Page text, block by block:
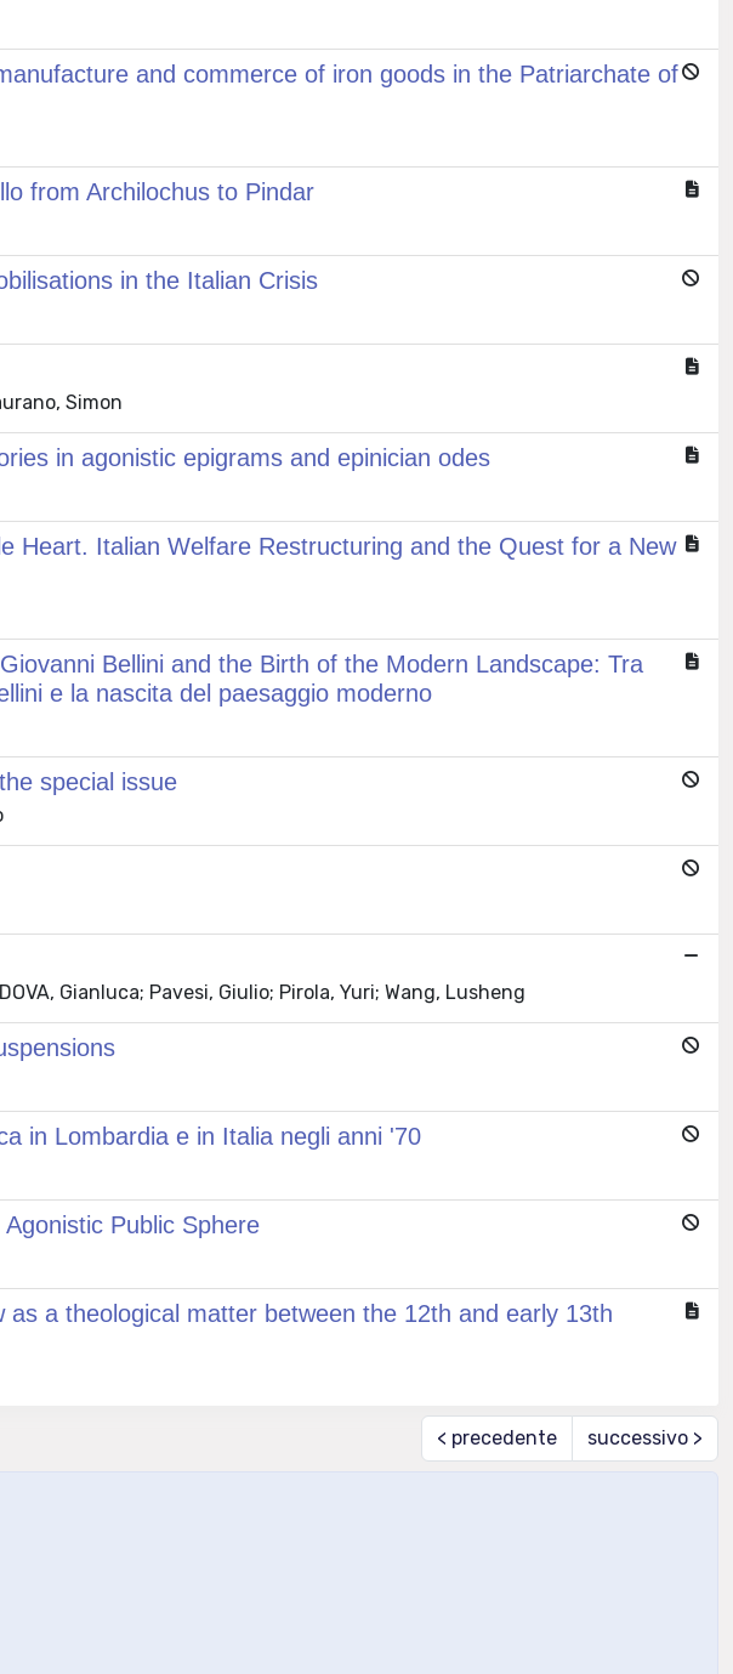
and commerce of iron goods in the Patriarchate of
from Archilochus to Pindar
in the Italian Crisis
Simon
in agonistic epigrams and epinician odes
Heart. Italian Welfare Restructuring and the Quest for a New
Bellini and the Birth of the Modern Landscape: Tra
e la nascita del paesaggio moderno
special issue
Gianluca; Pavesi, Giulio; Pirola, Yuri; Wang, Lusheng
in Lombardia e in Italia negli anni '70
Public Sphere
a theological matter between the 12th and early 13th
< precedente successivo >